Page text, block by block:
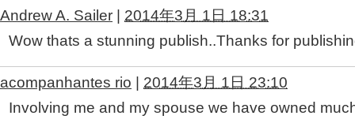
Andrew A. Sailer
2014年3月 1日 18:31
Wow thats a stunning publish..Thanks for
acompanhantes rio
2014年3月 1日 23:10
Involving me and my spouse we have owned